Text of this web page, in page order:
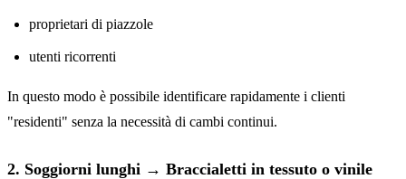
proprietari di piazzole
utenti ricorrenti
In questo modo è possibile identificare rapidamente i clienti
"residenti" senza la necessità di cambi continui.
2. Soggiorni lunghi → Braccialetti in tessuto o vinile